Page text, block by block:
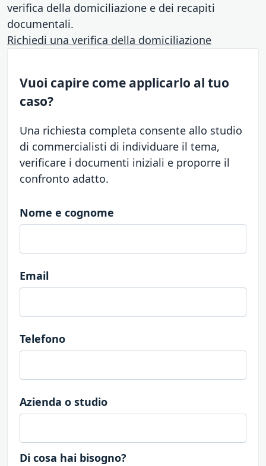
verifica della domiciliazione e dei recapiti
documentali.
Richiedi una verifica della domiciliazione
Vuoi capire come applicarlo al tuo
caso?
Una richiesta completa consente allo studio
di commercialisti di individuare il tema,
verificare i documenti iniziali e proporre il
confronto adatto.
Nome e cognome
Email
Telefono
Azienda o studio
Di cosa hai bisogno?